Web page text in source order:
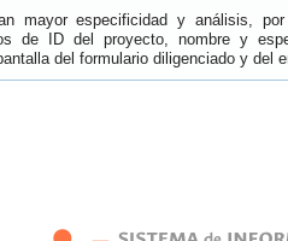
mayor especificidad y análisis,
de ID del proyecto, nombre y
del formulario diligenciado y del